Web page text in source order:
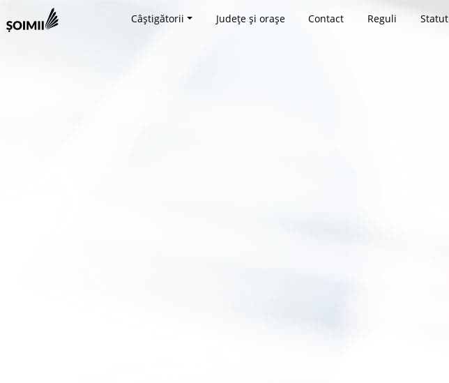
Câștigătorii Județe și orașe Contact Reguli Statut